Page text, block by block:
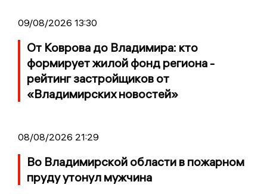
09/08/2026 13:30
От Коврова до Владимира: кто
формирует жилой фонд региона -
рейтинг застройщиков от
«Владимирских новостей»
08/08/2026 21:29
Во Владимирской области в пожарном
пруду утонул мужчина